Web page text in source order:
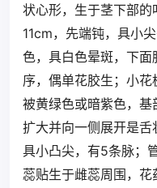
状心形，生于茎下部
11cm，先端钝，具小
色，具白色晕斑，下
序，偶单花胶生；小
被黄绿色或暗紫色，
扩大并向一侧展开是
具小凸尖，有5条脉；
蕊贴生于雌蕊周围，